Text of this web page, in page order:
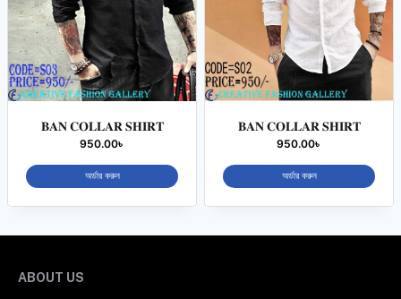
𝐁𝐀𝐍 𝐂𝐎𝐋𝐋𝐀𝐑 𝐒𝐇𝐈𝐑𝐓
950.00৳
অর্ডার করুন
𝐁𝐀𝐍 𝐂𝐎𝐋𝐋𝐀𝐑 𝐒𝐇𝐈𝐑𝐓
950.00৳
অর্ডার করুন
ABOUT US